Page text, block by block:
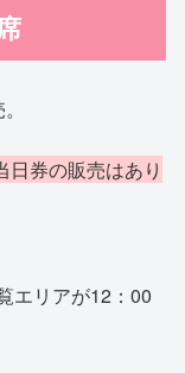
券の販売はあり
エリアが12：00